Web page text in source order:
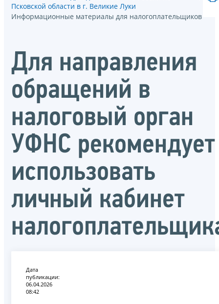
Псковской области в г. Великие Луки
Информационные материалы для налогоплательщиков
Для направления
обращений в
налоговый орган
УФНС рекомендует
использовать
личный кабинет
Дата
публикации:
06.04.2026
08:42